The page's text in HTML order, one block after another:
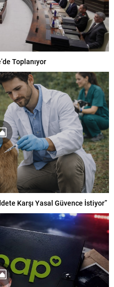
Toplanıyor
Karşı Yasal Güvence İstiyor”